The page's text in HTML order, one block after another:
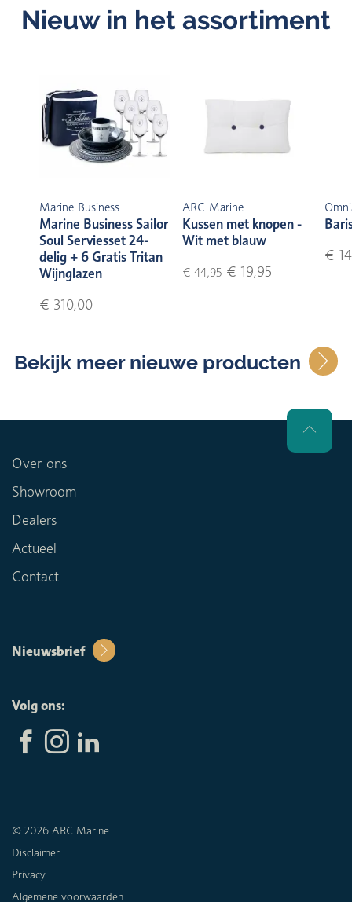
Nieuw in het assortiment
Marine Business
Marine Business Sailor
Soul Serviesset 24-
delig + 6 Gratis Tritan
Wijnglazen
€ 310,00
ARC Marine
Kussen met knopen -
Wit met blauw
€ 44,95€ 19,95
€
Bekijk meer nieuwe producten
Over ons
Showroom
Dealers
Actueel
Contact
Nieuwsbrief
Volg ons:
© 2026 ARC Marine
Disclaimer
Privacy
Algemene voorwaarden